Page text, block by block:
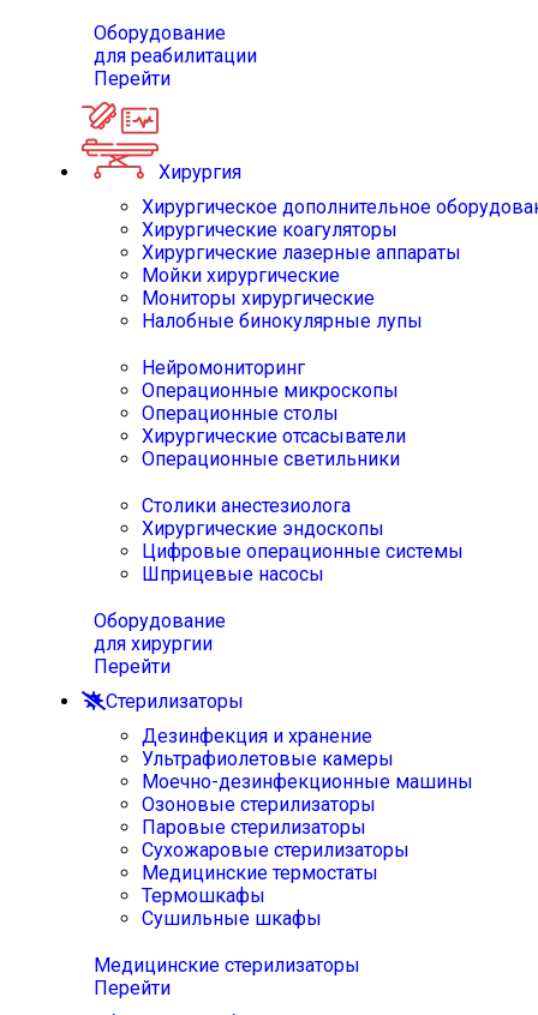
Оборудование
для реабилитации
Перейти
Хирургия
Хирургическое дополнительное
Хирургические коагуляторы
Хирургические лазерные аппараты
Мойки хирургические
Мониторы хирургические
Налобные бинокулярные лупы
Нейромониторинг
Операционные микроскопы
Операционные столы
Хирургические отсасыватели
Операционные светильники
Столики анестезиолога
Хирургические эндоскопы
Цифровые операционные системы
Шприцевые насосы
Оборудование
для хирургии
Перейти
Стерилизаторы
Дезинфекция и хранение
Ультрафиолетовые камеры
Моечно-дезинфекционные машины
Озоновые стерилизаторы
Паровые стерилизаторы
Сухожаровые стерилизаторы
Медицинские термостаты
Термошкафы
Сушильные шкафы
Медицинские стерилизаторы
Перейти